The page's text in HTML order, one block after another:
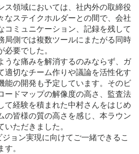
ス領域においては、社内外の取締役
なステイクホルダーとの間で、会社
コミュニケーション、記録を残して
局側では複数ツールにまたがる同時
要でした。
うな痛みを解消するのみならず、ガ
適切なチーム作りや議論を活性化す
能の開発も予定しています。そのビ
ードマップの解像度の高さ、監査法
て経験を積まれた中村さんをはじめ
の皆様の質の高さを感じ、本ラウン
ただきました。
ョン実現に向けてご一緒できるこ
。